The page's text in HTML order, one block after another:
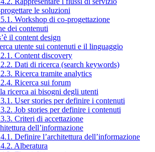
le soluzioni
Workshop di co-progettazione
dei contenuti
il content design
utente sui contenuti e il linguaggio
Content discovery
Dati di ricerca (search keywords)
Ricerca tramite analytics
Ricerca sui forum
ricerca ai bisogni degli utenti
User stories per definire i contenuti
Job stories per definire i contenuti
Criteri di accettazione
dell’informazione
Definire l’architettura dell’informazione
Alberatura